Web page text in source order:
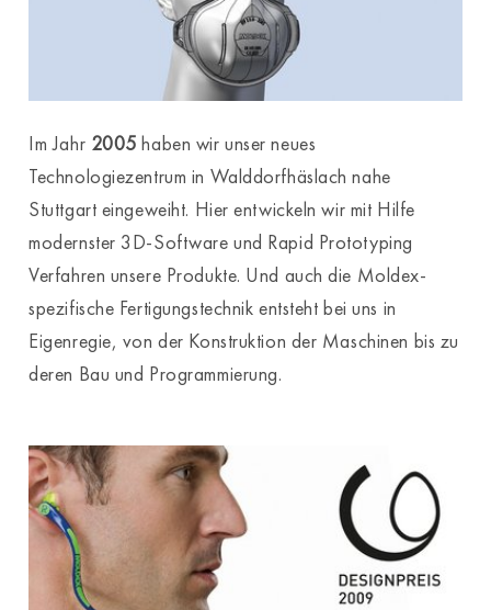
Im Jahr 2005 haben wir unser neues
Technologiezentrum in Walddorfhäslach nahe
Stuttgart eingeweiht. Hier entwickeln wir mit Hilfe
modernster 3D-Software und Rapid Prototyping
Verfahren unsere Produkte. Und auch die Moldex-
spezifische Fertigungstechnik entsteht bei uns in
Eigenregie, von der Konstruktion der Maschinen bis zu
deren Bau und Programmierung.